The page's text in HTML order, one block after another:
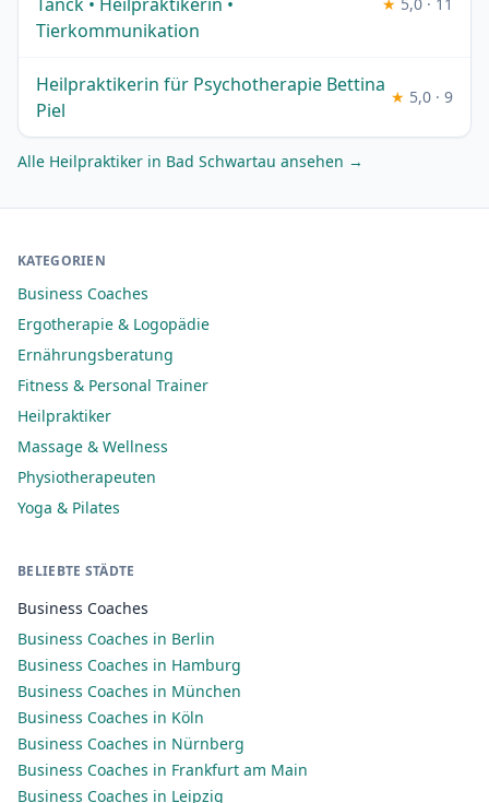
Tierkommunikation
Heilpraktikerin für Psychotherapie Bettina
Piel
★ 5,0 · 9
Alle Heilpraktiker in Bad Schwartau ansehen →
KATEGORIEN
Business Coaches
Ergotherapie & Logopädie
Ernährungsberatung
Fitness & Personal Trainer
Heilpraktiker
Massage & Wellness
Physiotherapeuten
Yoga & Pilates
BELIEBTE STÄDTE
Business Coaches
Business Coaches in Berlin
Business Coaches in Hamburg
Business Coaches in München
Business Coaches in Köln
Business Coaches in Nürnberg
Business Coaches in Frankfurt am Main
Business Coaches in Leipzig